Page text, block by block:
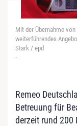
Mit der Übernahme
weiterführendes
Stark / epd
-
Remeo
Betreuung für
derzeit rund 200